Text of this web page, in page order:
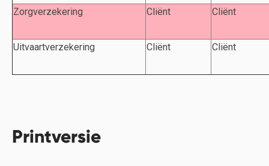
Zorgverzekering Cliënt Cliënt
Uitvaartverzekering Cliënt Cliënt
Printversie